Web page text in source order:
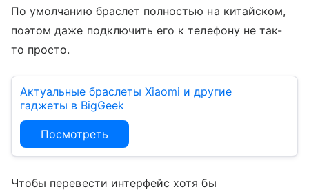
По умолчанию браслет полностью на китайском,
поэтом даже подключить его к телефону не так-
то просто.
Актуальные браслеты Xiaomi и другие
гаджеты в BigGeek
Посмотреть
Чтобы перевести интерфейс хотя бы